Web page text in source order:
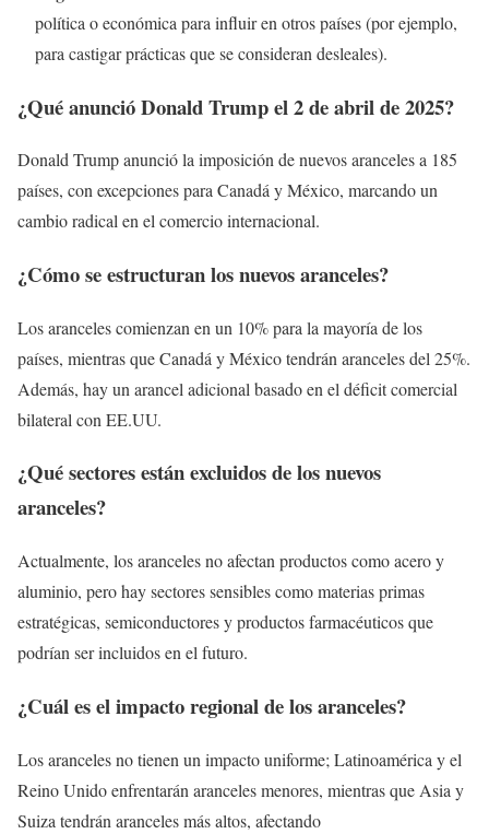
política o económica para influir en otros países (por ejemplo,
para castigar prácticas que se consideran desleales).
¿Qué anunció Donald Trump el 2 de abril de 2025?
Donald Trump anunció la imposición de nuevos aranceles a 185
países, con excepciones para Canadá y México, marcando un
cambio radical en el comercio internacional.
¿Cómo se estructuran los nuevos aranceles?
Los aranceles comienzan en un 10% para la mayoría de los
países, mientras que Canadá y México tendrán aranceles del 25%.
Además, hay un arancel adicional basado en el déficit comercial
bilateral con EE.UU.
¿Qué sectores están excluidos de los nuevos
aranceles?
Actualmente, los aranceles no afectan productos como acero y
aluminio, pero hay sectores sensibles como materias primas
estratégicas, semiconductores y productos farmacéuticos que
podrían ser incluidos en el futuro.
¿Cuál es el impacto regional de los aranceles?
Los aranceles no tienen un impacto uniforme; Latinoamérica y el
Reino Unido enfrentarán aranceles menores, mientras que Asia y
Suiza tendrán aranceles más altos, afectando